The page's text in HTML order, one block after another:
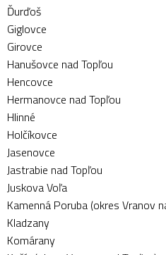
Ďurďoš
Giglovce
Girovce
Hanušovce nad Topľou
Hencovce
Hermanovce nad Topľou
Hlinné
Holčíkovce
Jasenovce
Jastrabie nad Topľou
Juskova Voľa
Kamenná Poruba (okres Vranov
Kladzany
Komárany